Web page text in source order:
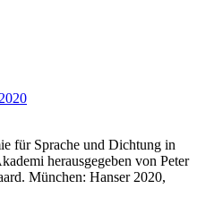
für Sprache und Dichtung in
herausgegeben von Peter
München: Hanser 2020,